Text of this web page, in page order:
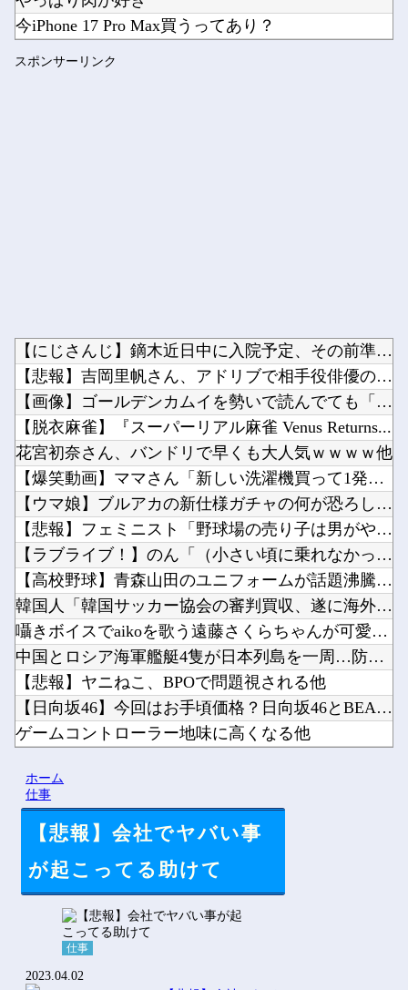
今iPhone 17 Pro Max買うってあり？
スポンサーリンク
【にじさんじ】鏑木近日中に入院予定、その前準備に血を大量に取...
【悲報】吉岡里帆さん、アドリブで相手役俳優の手を取りお胸に押...
【画像】ゴールデンカムイを勢いで読んでても「何こいつ…」って...
【脱衣麻雀】『スーパーリアル麻雀 Venus Returns...
花宮初奈さん、バンドリで早くも大人気ｗｗｗｗ他
【爆笑動画】ママさん「新しい洗濯機買って1発目に回したらコレ...
【ウマ娘】ブルアカの新仕様ガチャの何が恐ろしいかを最近のウマ...
【悲報】フェミニスト「野球場の売り子は男がやれ！いつまで女性...
【ラブライブ！】のん「（小さい頃に乗れなかったので）自転車補...
【高校野球】青森山田のユニフォームが話題沸騰！称賛続々 「涼...
韓国人「韓国サッカー協会の審判買収、遂に海外でも話題に…」→...
囁きボイスでaikoを歌う遠藤さくらちゃんが可愛すぎる！！！...
中国とロシア海軍艦艇4隻が日本列島を一周…防衛省が全航路を公...
【悲報】ヤニねこ、BPOで問題視される他
【日向坂46】今回はお手頃価格？日向坂46とBEAMSのコラ...
ゲームコントローラー地味に高くなる他
ホーム
仕事
【悲報】会社でヤバい事
が起こってる助けて
仕事
2023.04.02